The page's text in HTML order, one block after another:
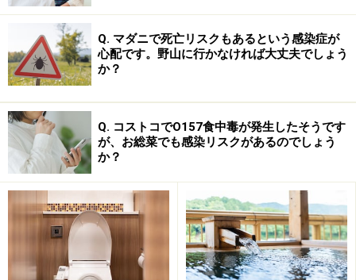
猫ひっかき病の症状・初期症状……リンパ節
の腫れ・発熱・関節痛など
主な症状は
Q. マダニで死亡リスクもあるという感染症が
心配です。野山に行かなければ大丈夫でしょう
か？
Q. コストコでO157食中毒が発生したそうです
が、お総菜でも感染リスクがあるのでしょう
か？